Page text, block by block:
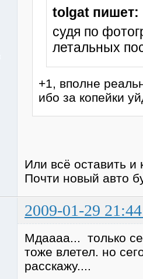
tolgat пишет:
судя по
летальных
+1, вполне
ибо за копейки
Или всё оставить и
Почти новый авто
2009-01-29
Мдаааа... только
тоже влетел. но
расскажу....